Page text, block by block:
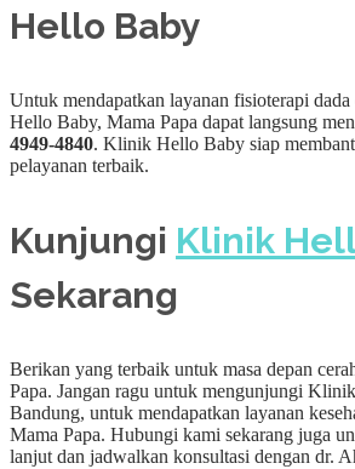
Hello Baby
Untuk mendapatkan layanan fisioterapi
Hello Baby, Mama Papa dapat langsung
4949-4840. Klinik Hello Baby siap
pelayanan terbaik.
Kunjungi Klinik
Sekarang
Berikan yang terbaik untuk masa depan
Papa. Jangan ragu untuk mengunjungi
Bandung, untuk mendapatkan layanan
Mama Papa. Hubungi kami sekarang juga
lanjut dan jadwalkan konsultasi dengan dr.